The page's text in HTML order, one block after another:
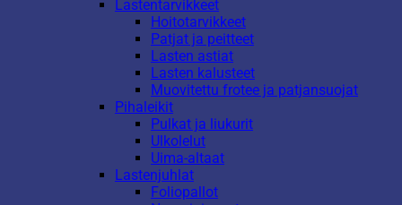
Lastentarvikkeet
Hoitotarvikkeet
Patjat ja peitteet
Lasten astiat
Lasten kalusteet
Muovitettu frotee ja patjansuojat
Pihaleikit
Pulkat ja liukurit
Ulkolelut
Uima-altaat
Lastenjuhlat
Foliopallot